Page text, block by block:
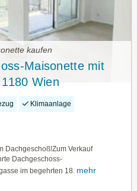
kaufen
Maisonette mit
Wien
Klimaanlage
Dachgeschoß!Zum Verkauf
Dachgeschoss-
im begehrten 18. mehr